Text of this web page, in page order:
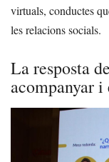
virtuals, conductes
les relacions socials.
La resposta
acompanyar i